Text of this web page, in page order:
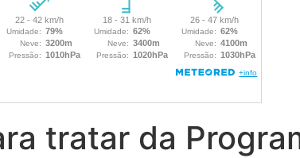
tratar da